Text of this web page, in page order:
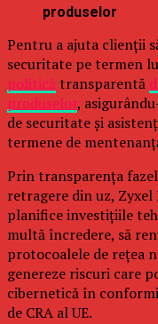
produselor
Pentru a ajuta clienții
securitate pe termen
politică transparentă
produselor,
de securitate și
termene de
Prin transparența
retragere din uz,
planifice investițiile
multă încredere, să
protocoalele de rețea
genereze riscuri care
cibernetică în
de CRA al UE.